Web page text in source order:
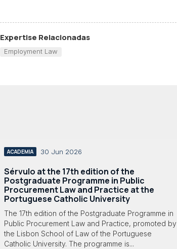
Expertise Relacionadas
Employment Law
ACADEMIA 30 Jun 2026
Sérvulo at the 17th edition of the
Postgraduate Programme in Public
Procurement Law and Practice at the
Portuguese Catholic University
The 17th edition of the Postgraduate Programme in
Public Procurement Law and Practice, promoted by
the Lisbon School of Law of the Portuguese
Catholic University. The programme is...